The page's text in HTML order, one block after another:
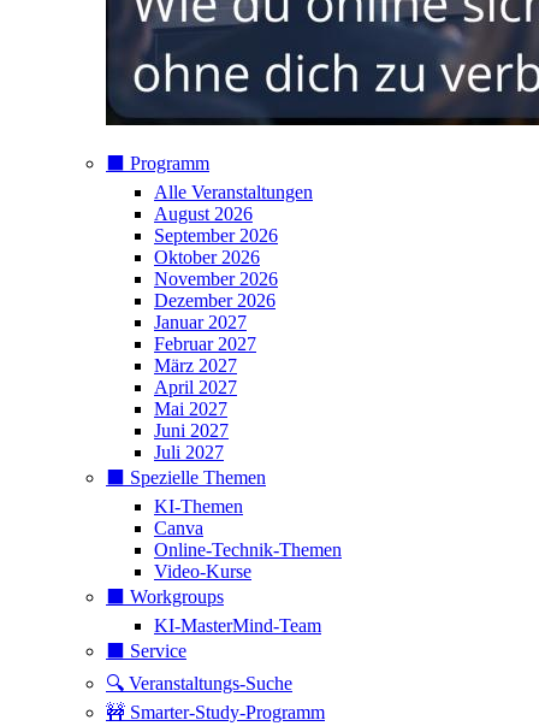
⬛️ Programm
Alle Veranstaltungen
August 2026
September 2026
Oktober 2026
November 2026
Dezember 2026
Januar 2027
Februar 2027
März 2027
April 2027
Mai 2027
Juni 2027
Juli 2027
⬛️ Spezielle Themen
KI-Themen
Canva
Online-Technik-Themen
Video-Kurse
⬛️ Workgroups
KI-MasterMind-Team
⬛️ Service
🔍 Veranstaltungs-Suche
🚧 Smarter-Study-Programm